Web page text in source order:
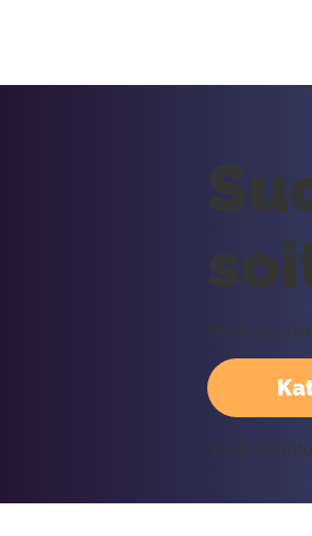
Pertti
Vaatii